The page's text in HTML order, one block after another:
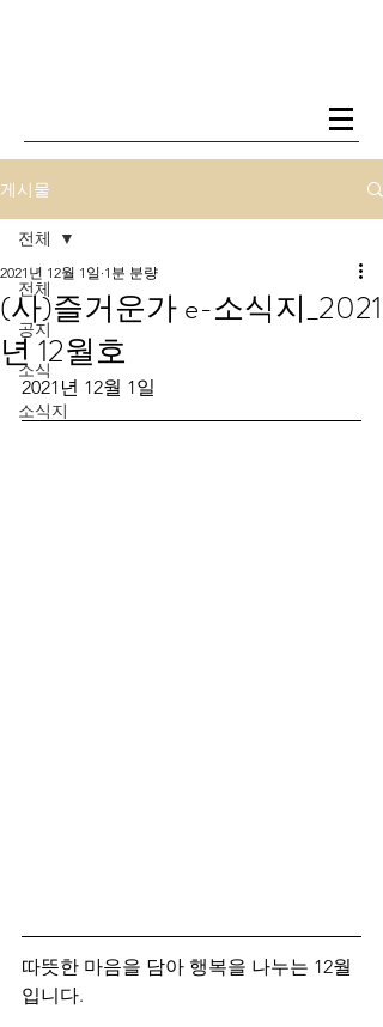
게시물
전체
공지
소식
소식지
전체
(사)즐거운가 e-소식지_2021
년 12월호
2021년 12월 1일 1분 분량
2021년 12월 1일
따뜻한 마음을 담아 행복을 나누는 12월
입니다.